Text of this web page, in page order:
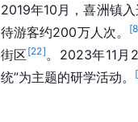
2019年10月，喜洲镇
待游客约200万人次。
[8
街区 [22] 。2023年11月
统”为主题的研学活动。
[